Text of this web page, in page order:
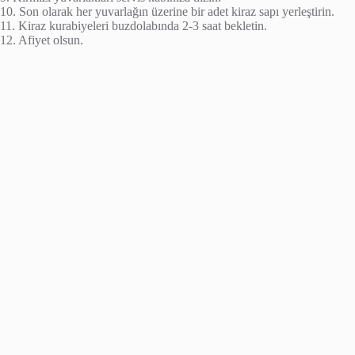
10. Son olarak her yuvarlağın üzerine bir adet kiraz sapı yerleştirin.
11. Kiraz kurabiyeleri buzdolabında 2-3 saat bekletin.
12. Afiyet olsun.